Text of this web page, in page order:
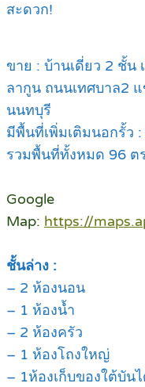
สะดวก!
ขาย : บ้านเดี่ยว 2 ชั้น
ลากูน ถนนเทศบาล2
นนทบุรี
มีพื้นที่เพิ่มเติมนอกรั้ว
รวมพื้นที่ทั้งหมด 96 ต
Google
Map: https://
ชั้นล่าง :
– 2 ห้องนอน
– 1 ห้องน้ำ
– 2 ห้องครัว
– 1 ห้องโถงใหญ่
– 1ห้องเก็บของใต้บัน